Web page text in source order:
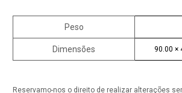
Peso
Dimensões 90.00 ×
Reservamo-nos o direito de realizar alterações